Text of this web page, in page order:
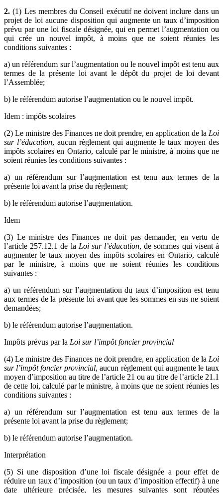
2. (1) Les membres du Conseil exécutif ne doivent inclure dans un
projet de loi aucune disposition qui augmente un taux d’imposition
prévu par une loi fiscale désignée, qui en permet l’augmentation ou
qui crée un nouvel impôt, à moins que ne soient réunies les
conditions suivantes :
a) un référendum sur l’augmentation ou le nouvel impôt est tenu aux
termes de la présente loi avant le dépôt du projet de loi devant
l’Assemblée;
b) le référendum autorise l’augmentation ou le nouvel impôt.
Idem : impôts scolaires
(2) Le ministre des Finances ne doit prendre, en application de la Loi
sur l’éducation, aucun règlement qui augmente le taux moyen des
impôts scolaires en Ontario, calculé par le ministre, à moins que ne
soient réunies les conditions suivantes :
a) un référendum sur l’augmentation est tenu aux termes de la
présente loi avant la prise du règlement;
b) le référendum autorise l’augmentation.
Idem
(3) Le ministre des Finances ne doit pas demander, en vertu de
l’article 257.12.1 de la Loi sur l’éducation, de sommes qui visent à
augmenter le taux moyen des impôts scolaires en Ontario, calculé
par le ministre, à moins que ne soient réunies les conditions
suivantes :
a) un référendum sur l’augmentation du taux d’imposition est tenu
aux termes de la présente loi avant que les sommes en sus ne soient
demandées;
b) le référendum autorise l’augmentation.
Impôts prévus par la Loi sur l’impôt foncier provincial
(4) Le ministre des Finances ne doit prendre, en application de la Loi
sur l’impôt foncier provincial, aucun règlement qui augmente le taux
moyen d’imposition au titre de l’article 21 ou au titre de l’article 21.1
de cette loi, calculé par le ministre, à moins que ne soient réunies les
conditions suivantes :
a) un référendum sur l’augmentation est tenu aux termes de la
présente loi avant la prise du règlement;
b) le référendum autorise l’augmentation.
Interprétation
(5) Si une disposition d’une loi fiscale désignée a pour effet de
réduire un taux d’imposition (ou un taux d’imposition effectif) à une
date ultérieure précisée, les mesures suivantes sont réputées